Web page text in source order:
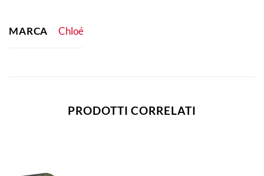
MARCA Chloé
PRODOTTI CORRELATI